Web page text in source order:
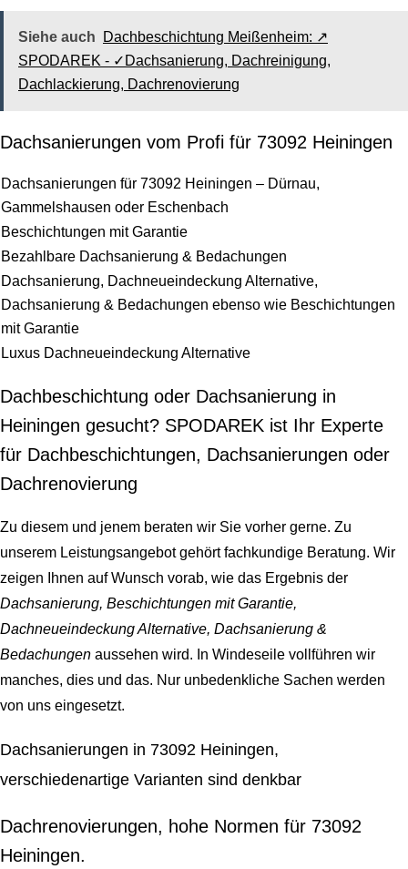
Siehe auch
Dachbeschichtung Meißenheim: ↗️
SPODAREK - ✓Dachsanierung, Dachreinigung,
Dachlackierung, Dachrenovierung
Dachsanierungen vom Profi für 73092 Heiningen
Dachsanierungen für 73092 Heiningen – Dürnau,
Gammelshausen oder Eschenbach
Beschichtungen mit Garantie
Bezahlbare Dachsanierung & Bedachungen
Dachsanierung, Dachneueindeckung Alternative,
Dachsanierung & Bedachungen ebenso wie Beschichtungen
mit Garantie
Luxus Dachneueindeckung Alternative
Dachbeschichtung oder Dachsanierung in
Heiningen gesucht? SPODAREK ist Ihr Experte
für Dachbeschichtungen, Dachsanierungen oder
Dachrenovierung
Zu diesem und jenem beraten wir Sie vorher gerne. Zu
unserem Leistungsangebot gehört fachkundige Beratung. Wir
zeigen Ihnen auf Wunsch vorab, wie das Ergebnis der
Dachsanierung, Beschichtungen mit Garantie,
Dachneueindeckung Alternative, Dachsanierung &
Bedachungen aussehen wird. In Windeseile vollführen wir
manches, dies und das. Nur unbedenkliche Sachen werden
von uns eingesetzt.
Dachsanierungen in 73092 Heiningen,
verschiedenartige Varianten sind denkbar
Dachrenovierungen, hohe Normen für 73092
Heiningen.